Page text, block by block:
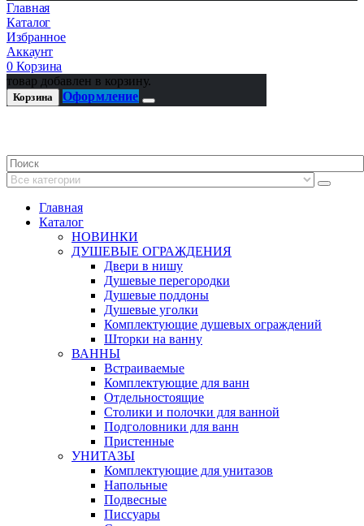
Главная
Каталог
Избранное
Аккаунт
0 Корзина
товар добавлен в корзину.
Корзина Оформление
Главная
Каталог
НОВИНКИ
ДУШЕВЫЕ ОГРАЖДЕНИЯ
Двери в нишу
Душевые перегородки
Душевые поддоны
Душевые уголки
Комплектующие душевых ограждений
Шторки на ванну
ВАННЫ
Встраиваемые
Комплектующие для ванн
Отдельностоящие
Столики и полочки для ванной
Подголовники для ванн
Пристенные
УНИТАЗЫ
Комплектующие для унитазов
Напольные
Подвесные
Писсуары